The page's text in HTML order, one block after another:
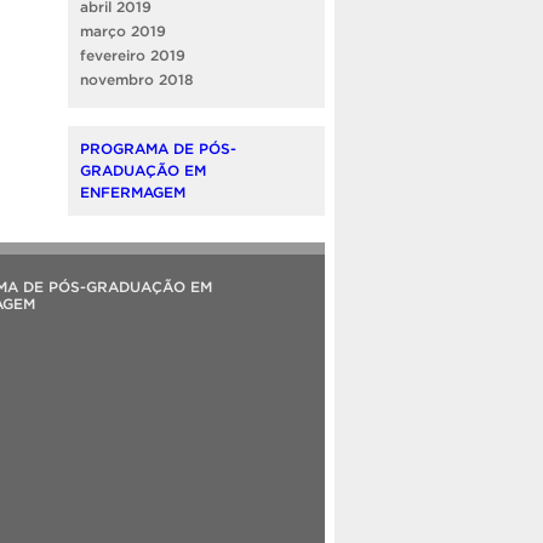
abril 2019
março 2019
fevereiro 2019
novembro 2018
PROGRAMA DE PÓS-
GRADUAÇÃO EM
ENFERMAGEM
DE PÓS-GRADUAÇÃO EM